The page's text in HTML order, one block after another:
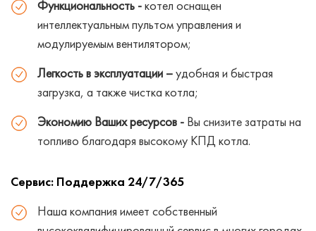
Функциональность - котел оснащен
интеллектуальным пультом управления и
модулируемым вентилятором;
Легкость в эксплуатации – удобная и быстрая
загрузка, а также чистка котла;
Экономию Ваших ресурсов - Вы снизите затраты на
топливо благодаря высокому КПД котла.
Сервис: Поддержка 24/7/365
Наша компания имеет собственный